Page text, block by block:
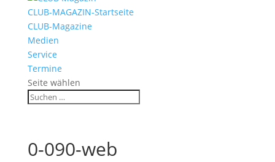
CLUB-MAGAZIN-Startseite
CLUB-Magazine
Medien
Service
Termine
Seite wählen
0-090-web